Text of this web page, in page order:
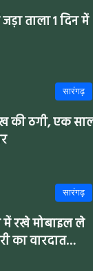
ताला 1 दिन में
सारंगढ़
की ठगी, एक
सारंगढ़
रखे मोबाइल ले
का वारदात…